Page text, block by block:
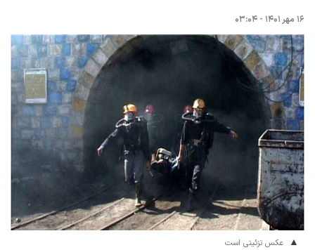
۱۶ مهر ۱۴۰۱ - ۰۳:۰۴
عکس تزئینی است